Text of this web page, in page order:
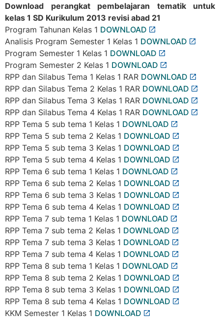
Download perangkat pembelajaran tematik untuk
kelas 1 SD Kurikulum 2013 revisi abad 21
Program Tahunan Kelas 1 DOWNLOAD
Analisis Program Semester 1 Kelas 1 DOWNLOAD
Program Semester 1 Kelas 1 DOWNLOAD
Program Semester 2 Kelas 1 DOWNLOAD
RPP dan Silabus Tema 1 Kelas 1 RAR DOWNLOAD
RPP dan Silabus Tema 2 Kelas 1 RAR DOWNLOAD
RPP dan Silabus Tema 3 Kelas 1 RAR DOWNLOAD
RPP dan Silabus Tema 4 Kelas 1 RAR DOWNLOAD
RPP Tema 5 sub tema 1 Kelas 1 DOWNLOAD
RPP Tema 5 sub tema 2 Kelas 1 DOWNLOAD
RPP Tema 5 sub tema 3 Kelas 1 DOWNLOAD
RPP Tema 5 sub tema 4 Kelas 1 DOWNLOAD
RPP Tema 6 sub tema 1 Kelas 1 DOWNLOAD
RPP Tema 6 sub tema 2 Kelas 1 DOWNLOAD
RPP Tema 6 sub tema 3 Kelas 1 DOWNLOAD
RPP Tema 6 sub tema 4 Kelas 1 DOWNLOAD
RPP Tema 7 sub tema 1 Kelas 1 DOWNLOAD
RPP Tema 7 sub tema 2 Kelas 1 DOWNLOAD
RPP Tema 7 sub tema 3 Kelas 1 DOWNLOAD
RPP Tema 7 sub tema 4 Kelas 1 DOWNLOAD
RPP Tema 8 sub tema 1 Kelas 1 DOWNLOAD
RPP Tema 8 sub tema 2 Kelas 1 DOWNLOAD
RPP Tema 8 sub tema 3 Kelas 1 DOWNLOAD
RPP Tema 8 sub tema 4 Kelas 1 DOWNLOAD
KKM Semester 1 Kelas 1 DOWNLOAD